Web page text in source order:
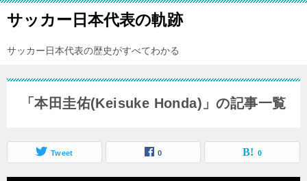
サッカー日本代表の軌跡
サッカー日本代表の歴史がすべてわかる
「本田圭佑(Keisuke Honda)」の記事一覧
Tweet 0 0